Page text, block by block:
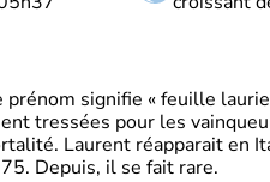
signifie « feuille
tressées pour les
Laurent réapparait en
Depuis, il se fait rare.